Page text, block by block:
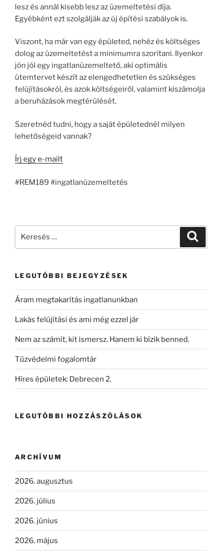
lesz és annál kisebb lesz az üzemeltetési díja.
Egyébként ezt szolgálják az új építési szabályok is.
Viszont, ha már van egy épületed, nehéz és költséges
dolog az üzemeltetést a minimumra szorítani. Ilyenkor
jön jól egy ingatlanüzemeltető, aki optimális
ütemtervet készít az elengedhetetlen és szükséges
felújításokról, és azok költségeiről, valamint kiszámolja
a beruházások megtérülését.
Szeretnéd tudni, hogy a saját épületednél milyen
lehetőségeid vannak?
Írj egy e-mailt
#REM189 #ingatlanüzemeltetés
LEGUTÓBBI BEJEGYZÉSEK
Áram megtakarítás ingatlanunkban
Lakás felújítási és ami még ezzel jár
Nem az számít, kit ismersz. Hanem ki bízik benned.
Tűzvédelmi fogalomtár
Híres épületek: Debrecen 2.
LEGUTÓBBI HOZZÁSZÓLÁSOK
ARCHÍVUM
2026. augusztus
2026. július
2026. június
2026. május